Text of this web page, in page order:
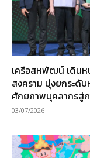
เครือสหพัฒน์ เดินห
สงคราม มุ่งยกระดั
ศักยภาพบุคลากรสู่
03/07/2026